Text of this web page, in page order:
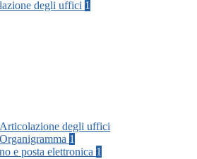
degli uffici 1
Articolazione degli uffici
Organigramma 1
e posta elettronica 1